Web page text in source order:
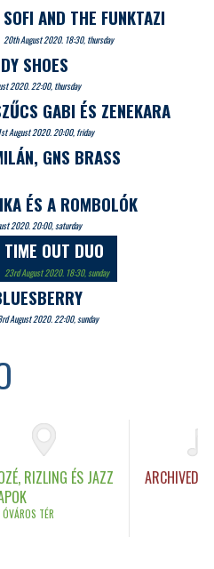
RIZLING ÉS JAZZ
TÉR
ARCHIVED
SOFI AND THE FUNKTAZI
20th August 2020. 18:30, thursday
SHOES
2020. 22:00, thursday
GABI ÉS ZENEKARA
August 2020. 20:00, friday
GNS BRASS
ÉS A ROMBOLÓK
2020. 20:00, saturday
TIME OUT DUO
23rd August 2020. 18:30, sunday
August 2020. 22:00, sunday